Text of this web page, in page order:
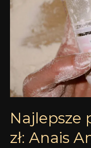
Najlepsze
zł: Anais
100
Anais